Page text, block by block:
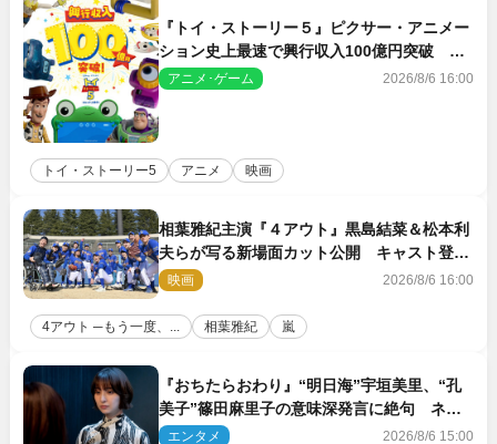
『トイ・ストーリー５』ピクサー・アニメー
ション史上最速で興行収入100億円突破 シ
リーズNo.1興収が目前
アニメ･ゲーム 2026/8/6 16:00
トイ・ストーリー5 アニメ 映画
相葉雅紀主演『４アウト』黒島結菜＆松本利
夫らが写る新場面カット公開 キャスト登壇
イベントも決定
映画 2026/8/6 16:00
4アウト ─もう一度、... 相葉雅紀 嵐
『おちたらおわり』“明日海”宇垣美里、“孔
美子”篠田麻里子の意味深発言に絶句 ネッ
ト驚き「まさか」「意外な展開」
エンタメ 2026/8/6 15:00